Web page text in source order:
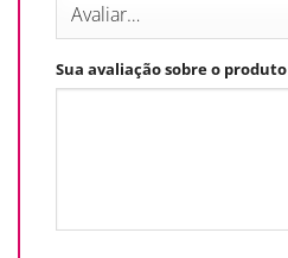
Sua avaliação sobre o produto